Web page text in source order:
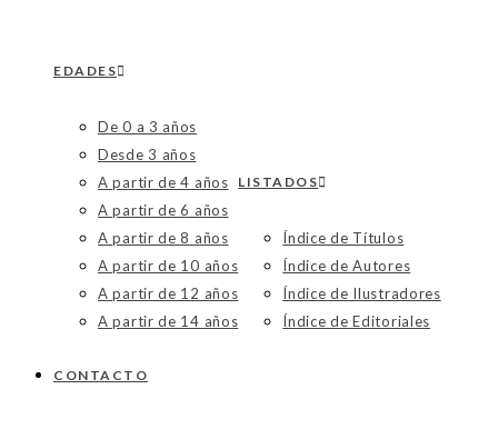
EDADES
De 0 a 3 años
Desde 3 años
A partir de 4 años
A partir de 6 años
A partir de 8 años
A partir de 10 años
A partir de 12 años
A partir de 14 años
LISTADOS
Índice de Títulos
Índice de Autores
Índice de Ilustradores
Índice de Editoriales
CONTACTO